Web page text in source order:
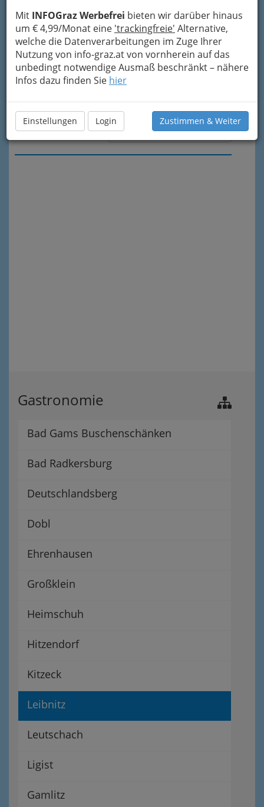
Mit INFOGraz Werbefrei bieten wir darüber hinaus
um € 4,99/Monat eine 'trackingfreie' Alternative,
welche die Datenverarbeitungen im Zuge Ihrer
Nutzung von info-graz.at von vornherein auf das
unbedingt notwendige Ausmaß beschränkt – nähere
Infos dazu finden Sie hier
Einstellungen Login Zustimmen & Weiter
Meine Nachricht senden
Gastronomie
Bad Gams Buschenschänken
Bad Radkersburg
Deutschlandsberg
Dobl
Ehrenhausen
Großklein
Heimschuh
Hitzendorf
Kitzeck
Leibnitz
Leutschach
Ligist
Gamlitz